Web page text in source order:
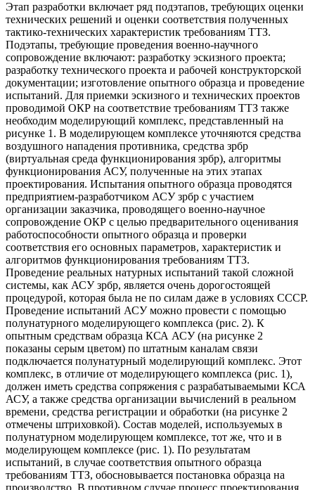
Этап разработки включает ряд подэтапов, требующих оценки
технических решений и оценки соответствия полученных
тактико-технических характеристик требованиям ТТЗ.
Подэтапы, требующие проведения военно-научного
сопровождение включают: разработку эскизного проекта;
разработку технического проекта и рабочей конструкторской
документации; изготовление опытного образца и проведение
испытаний. Для приемки эскизного и технических проектов
проводимой ОКР на соответствие требованиям ТТЗ также
необходим моделирующий комплекс, представленный на
рисунке 1. В моделирующем комплексе уточняются средства
воздушного нападения противника, средства зрбр
(виртуальная среда функционирования зрбр), алгоритмы
функционирования АСУ, полученные на этих этапах
проектирования. Испытания опытного образца проводятся
предприятием-разработчиком АСУ зрбр с участием
организации заказчика, проводящего военно-научное
сопровождение ОКР с целью предварительного оценивания
работоспособности опытного образца и проверки
соответствия его основных параметров, характеристик и
алгоритмов функционирования требованиям ТТЗ.
Проведение реальных натурных испытаний такой сложной
системы, как АСУ зрбр, является очень дорогостоящей
процедурой, которая была не по силам даже в условиях СССР.
Проведение испытаний АСУ можно провести с помощью
полунатурного моделирующего комплекса (рис. 2). К
опытным средствам образца КСА АСУ (на рисунке 2
показаны серым цветом) по штатным каналам связи
подключается полунатурный моделирующий комплекс. Этот
комплекс, в отличие от моделирующего комплекса (рис. 1),
должен иметь средства сопряжения с разрабатываемыми КСА
АСУ, а также средства организации вычислений в реальном
времени, средства регистрации и обработки (на рисунке 2
отмечены штриховкой). Состав моделей, используемых в
полунатурном моделирующем комплексе, тот же, что и в
моделирующем комплексе (рис. 1). По результатам
испытаний, в случае соответствия опытного образца
требованиям ТТЗ, обосновывается постановка образца на
производство. В противном случае процесс проектирования